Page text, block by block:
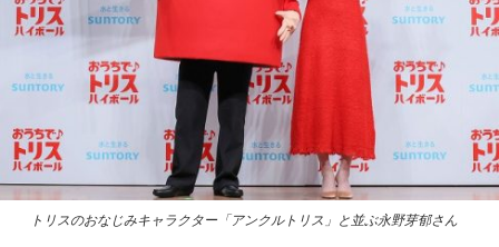
トリスのおなじみキャラクター「アンクルトリス」と並ぶ永野芽郁さん